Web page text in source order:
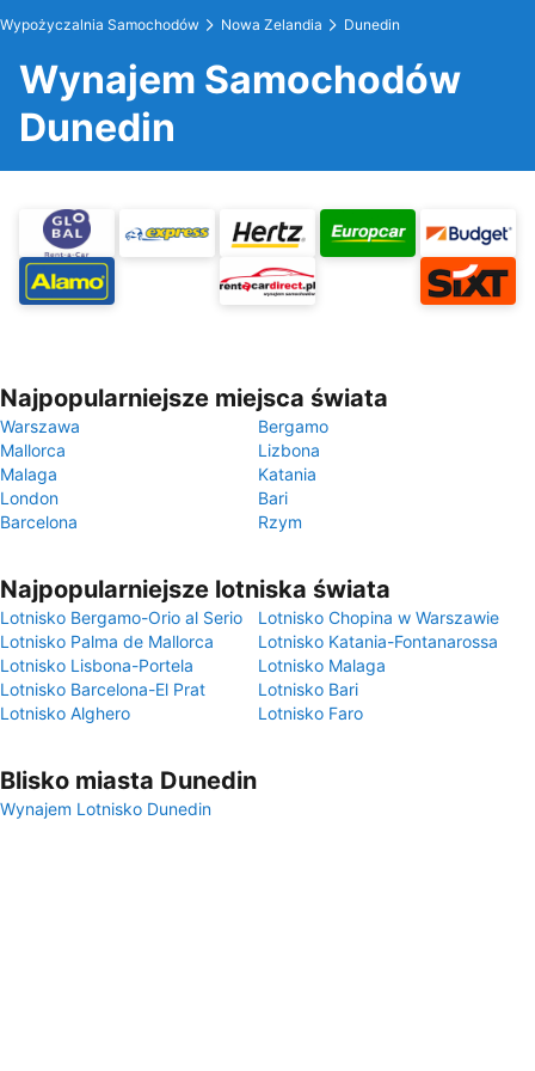
Wypożyczalnia Samochodów Nowa Zelandia Dunedin
Wynajem Samochodów
Dunedin
Najpopularniejsze miejsca świata
Warszawa
Bergamo
Mallorca
Lizbona
Malaga
Katania
London
Bari
Barcelona
Rzym
Najpopularniejsze lotniska świata
Lotnisko Bergamo-Orio al Serio
Lotnisko Chopina w Warszawie
Lotnisko Palma de Mallorca
Lotnisko Katania-Fontanarossa
Lotnisko Lisbona-Portela
Lotnisko Malaga
Lotnisko Barcelona-El Prat
Lotnisko Bari
Lotnisko Alghero
Lotnisko Faro
Blisko miasta Dunedin
Wynajem Lotnisko Dunedin